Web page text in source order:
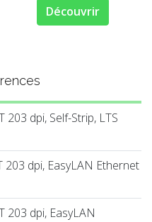
Découvrir
203 dpi, Self-Strip, LTS
203 dpi, EasyLAN Ethernet
203 dpi, EasyLAN